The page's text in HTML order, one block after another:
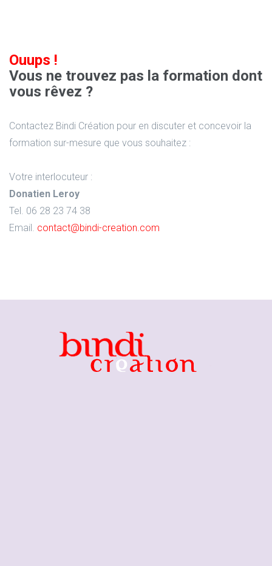
Ouups !
Vous ne trouvez pas la formation dont
vous rêvez ?
Contactez Bindi Création pour en discuter et concevoir la
formation sur-mesure que vous souhaitez :
Votre interlocuteur :
Donatien Leroy
Tel. 06 28 23 74 38
Email. contact@bindi-creation.com